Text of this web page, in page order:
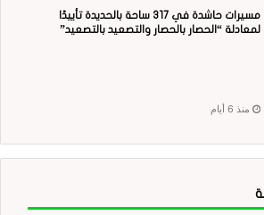
مسيرات حاشدة في 317 ساحة بالحديدة تأييدًا
لمعادلة “الحصار بالحصار والتصعيد بالتصعيد”
منذ 6 أيام